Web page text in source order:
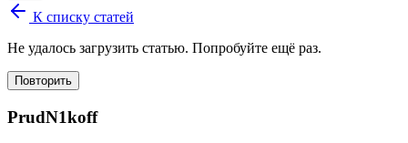
К списку статей
Не удалось загрузить статью. Попробуйте ещё раз.
Повторить
PrudN1koff